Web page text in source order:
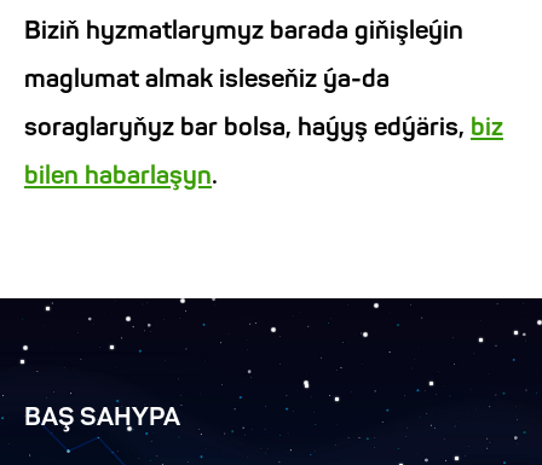
Biziň hyzmatlarymyz barada giňişleýin
maglumat almak isleseňiz ýa-da
soraglaryňyz bar bolsa, haýyş edýäris, biz
bilen habarlaşyn.
BAŞ SAHYPA